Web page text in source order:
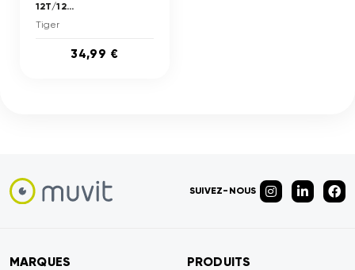
12T/12...
Tiger
34,99 €
SUIVEZ-NOUS
MARQUES PRODUITS